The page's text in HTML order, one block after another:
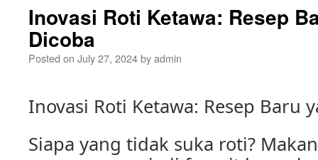
Inovasi Roti Ketawa: Resep
Dicoba
Posted on July 27, 2024byadmin
Inovasi Roti Ketawa: Resep Baru
Siapa yang tidak suka roti?